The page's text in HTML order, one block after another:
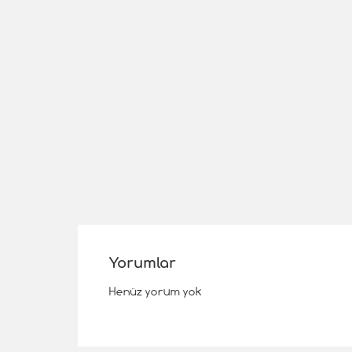
Yorumlar
Henüz yorum yok